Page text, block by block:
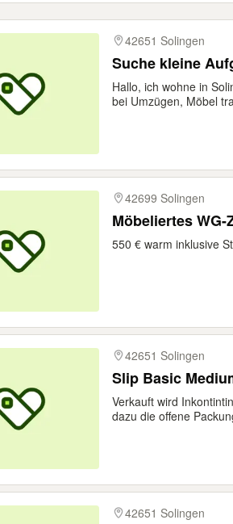
42651 Solingen
Suche kleine
Hallo, ich wohne in
bei Umzügen, Möbel
42699 Solingen
Möbeliertes
550 € warm inklusive
42651 Solingen
Slip Basic
Verkauft wird
dazu die offene
42651 Solingen